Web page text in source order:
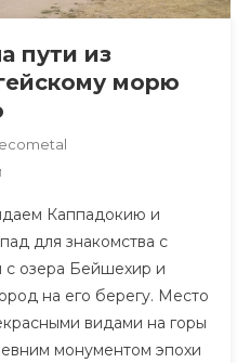
пути из
морю
К
Лучших
Мест
На
Пути
Из
Каппадокии
Каппадокию и
для знакомства с
с озера Бейшехир и
на его берегу. Место
видами на горы
монументом эпохи